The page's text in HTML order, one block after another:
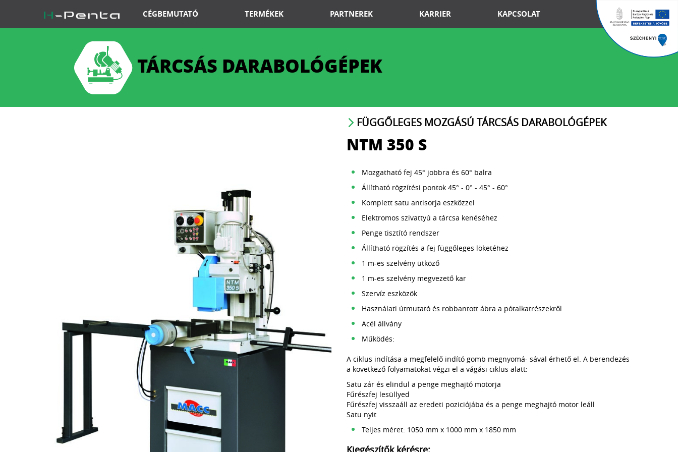
CÉGBEMUTATÓ TERMÉKEK PARTNEREK KARRIER KAPCSOLAT
TÁRCSÁS DARABOLÓGÉPEK
FÜGGŐLEGES MOZGÁSÚ TÁRCSÁS DARABOLÓGÉPEK
NTM 350 S
Mozgatható fej 45° jobbra és 60° balra
Állítható rögzítési pontok 45° - 0° - 45° - 60°
Komplett satu antisorja eszközzel
Elektromos szivattyú a tárcsa kenéséhez
Penge tisztító rendszer
Állítható rögzítés a fej függőleges löketéhez
1 m-es szelvény ütköző
1 m-es szelvény megvezető kar
Szervíz eszközök
Használati útmutató és robbantott ábra a pótalkatrészekről
Acél állvány
Működés:
A ciklus indítása a megfelelő indító gomb megnyomá- sával érhető el. A berendezés
a következő folyamatokat végzi el a vágási ciklus alatt:
Satu zár és elindul a penge meghajtó motorja
Fűrészfej lesüllyed
Fűrészfej visszaáll az eredeti poziciójába és a penge meghajtó motor leáll
Satu nyit
Teljes méret: 1050 mm x 1000 mm x 1850 mm
Kiegészítők kérésre: